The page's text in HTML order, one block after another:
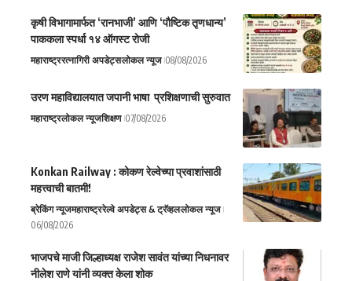
कृषी विभागामार्फत ‘रानभाजी’ आणि ‘पौष्टिक तृणधान्य’
पाककला स्पर्धा १४ ऑगस्ट रोजी
महाराष्ट्ररत्नागिरी अपडेट्सलोकल न्यूज 08/08/2026
उरण महाविद्यालयात जपानी भाषा प्रशिक्षणाची सुरुवात
महाराष्ट्रलोकल न्यूजशिक्षण 07/08/2026
Konkan Railway : कोकण रेल्वेच्या प्रवाशांसाठी
महत्त्वाची बातमी!
ब्रेकिंग न्यूजमहाराष्ट्ररेल्वे अपडेट्स & ट्रॅव्हललोकल न्यूज
06/08/2026
भाजपचे माजी जिल्हाध्यक्ष राजेश सावंत यांच्या निधनावर
नीलेश राणे यांनी व्यक्त केला शोक